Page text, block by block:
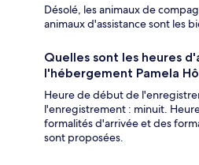
Désolé, les animaux de
animaux d'assistance sont les
Quelles sont les heures
l'hébergement Pamela
Heure de début de
l'enregistrement : minuit.
formalités d'arrivée et des
sont proposées.